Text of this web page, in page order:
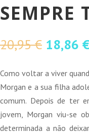
SEMPRE
20,95€ O
original
era:
20,95 €.
18,86
Como voltar a viver
Morgan e a sua filha
comum. Depois de ter
jovem, Morgan viu-se
determinada a não